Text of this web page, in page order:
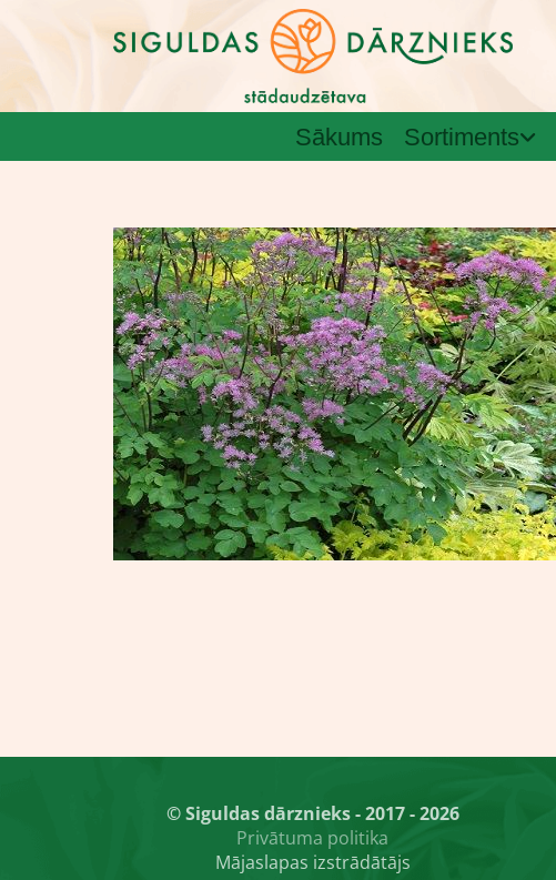
Sākums Sortiments
© Siguldas dārznieks - 2017 - 2026
Privātuma politika
Mājaslapas izstrādātājs